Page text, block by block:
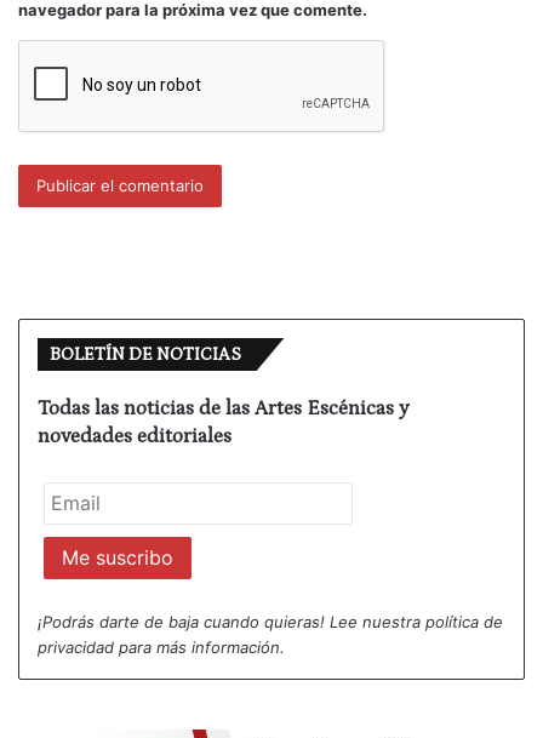
coproducciones o producciones privadas. Toda la
nos puede ofrecer. Por ello voy a hacer una
importancia, sino de manera aleatoria y por motivos
nos parece significante), se inauguró oficialmente
con una “Numancia” de Miguel de Cervantes en
versión y dirección de José Luis Alonso de Santos
que en la entrada en una charla informal debía que
metido mano par ver si la descifraba. Y la coloca en
un territorio de claridad en acciones y dicciones,
pero sigue apoyándose en una noción patriótica
única que, descontextualizada de patriotismo y
españolidad, me pareció sugerente y bastante más
navegador para la próxima vez que comente.
BOLETÍN DE NOTICIAS
Todas las noticias de las Artes Escénicas y
novedades editoriales
¡Podrás darte de baja cuando quieras! Lee nuestra política de
privacidad para más información.